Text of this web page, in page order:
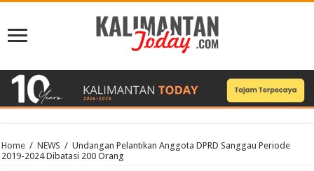
Home / NEWS / Undangan Pelantikan Anggota DPRD Sanggau Periode
2019-2024 Dibatasi 200 Orang